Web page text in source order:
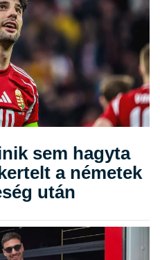
sem hagyta
a németek
után